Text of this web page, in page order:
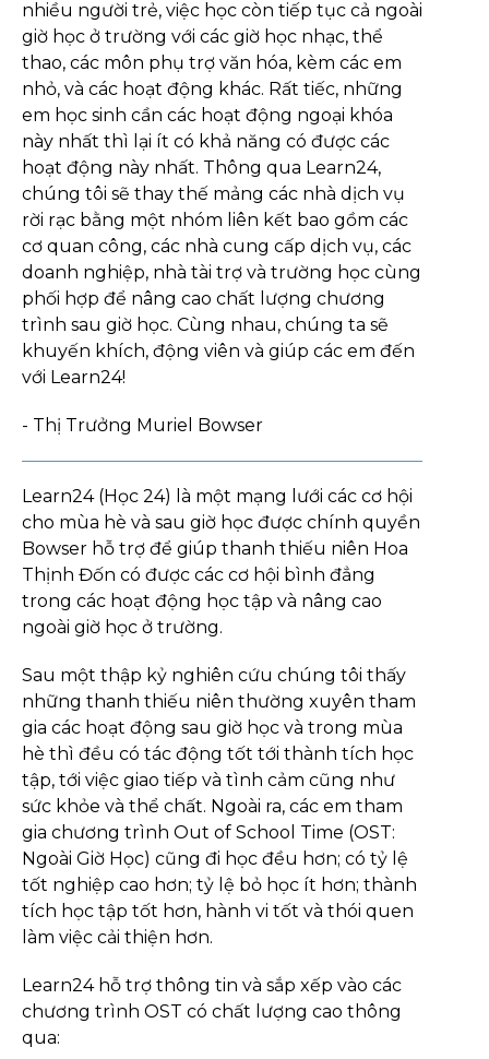
nhiều người trẻ, việc học còn tiếp tục cả ngoài
giờ học ở trường với các giờ học nhạc, thể
thao, các môn phụ trợ văn hóa, kèm các em
nhỏ, và các hoạt động khác. Rất tiếc, những
em học sinh cần các hoạt động ngoại khóa
này nhất thì lại ít có khả năng có được các
hoạt động này nhất. Thông qua Learn24,
chúng tôi sẽ thay thế mảng các nhà dịch vụ
rời rạc bằng một nhóm liên kết bao gồm các
cơ quan công, các nhà cung cấp dịch vụ, các
doanh nghiệp, nhà tài trợ và trường học cùng
phối hợp để nâng cao chất lượng chương
trình sau giờ học. Cùng nhau, chúng ta sẽ
khuyến khích, động viên và giúp các em đến
với Learn24!
- Thị Trưởng Muriel Bowser
Learn24 (Học 24) là một mạng lưới các cơ hội
cho mùa hè và sau giờ học được chính quyền
Bowser hỗ trợ để giúp thanh thiếu niên Hoa
Thịnh Đốn có được các cơ hội bình đẳng
trong các hoạt động học tập và nâng cao
ngoài giờ học ở trường.
Sau một thập kỷ nghiên cứu chúng tôi thấy
những thanh thiếu niên thường xuyên tham
gia các hoạt động sau giờ học và trong mùa
hè thì đều có tác động tốt tới thành tích học
tập, tới việc giao tiếp và tình cảm cũng như
sức khỏe và thể chất. Ngoài ra, các em tham
gia chương trình Out of School Time (OST:
Ngoài Giờ Học) cũng đi học đều hơn; có tỷ lệ
tốt nghiệp cao hơn; tỷ lệ bỏ học ít hơn; thành
tích học tập tốt hơn, hành vi tốt và thói quen
làm việc cải thiện hơn.
Learn24 hỗ trợ thông tin và sắp xếp vào các
chương trình OST có chất lượng cao thông
qua: